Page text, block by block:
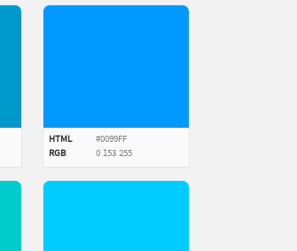
HTML
#0099FF
RGB
0 153 255